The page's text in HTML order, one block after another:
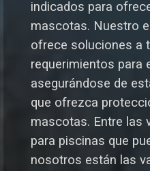
indicados para
mascotas. Nuestro
ofrece soluciones a
requerimientos para
asegurándose de
que ofrezca
mascotas. Entre las
para piscinas que
nosotros están las